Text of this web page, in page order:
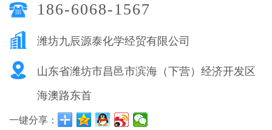
186-6068-1567
潍坊九辰源泰化学经贸有限公司
山东省潍坊市昌邑市滨海（下营）经济开发区
海澳路东首
一键分享：